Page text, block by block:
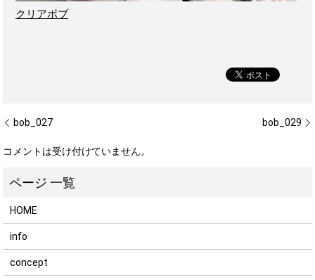
クリアボブ
bob_027 bob_029
コメントは受け付けていません。
HOME
info
concept